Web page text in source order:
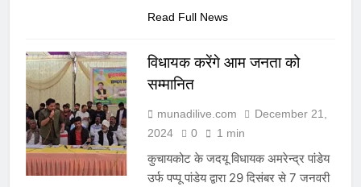
Read Full News
विधायक करेंगे आम जनता को
सम्मानित
munadilive.com
December 21,
2024
0 1 min
कुचायकोट के जदयू विधायक अमरेन्द्र पांडेय
उर्फ पप्पू पांडेय द्वारा 29 दिसंबर से 7 जनवरी